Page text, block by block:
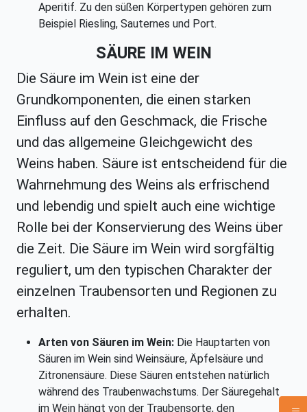
Aperitif. Zu den süßen Körpertypen gehören zum
Beispiel Riesling, Sauternes und Port.
SÄURE IM WEIN
Die Säure im Wein ist eine der
Grundkomponenten, die einen starken
Einfluss auf den Geschmack, die Frische
und das allgemeine Gleichgewicht des
Weins haben. Säure ist entscheidend für die
Wahrnehmung des Weins als erfrischend
und lebendig und spielt auch eine wichtige
Rolle bei der Konservierung des Weins über
die Zeit. Die Säure im Wein wird sorgfältig
reguliert, um den typischen Charakter der
einzelnen Traubensorten und Regionen zu
erhalten.
Arten von Säuren im Wein: Die Hauptarten von
Säuren im Wein sind Weinsäure, Äpfelsäure und
Zitronensäure. Diese Säuren entstehen natürlich
während des Traubenwachstums. Der Säuregehalt
im Wein hängt von der Traubensorte, den